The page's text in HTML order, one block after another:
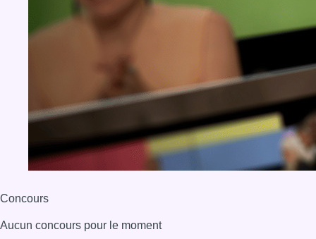
Concours
Aucun concours pour le moment